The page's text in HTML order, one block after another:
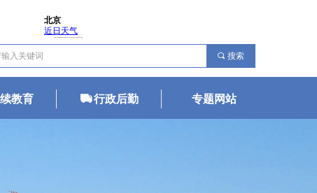
끠 搜索
教育 년 行政后勤 专题网站